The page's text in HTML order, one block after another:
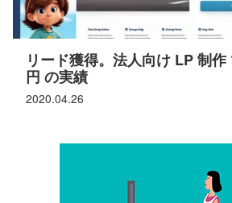
2020.04.26
リード獲得。法人向け LP 制
円 の実績